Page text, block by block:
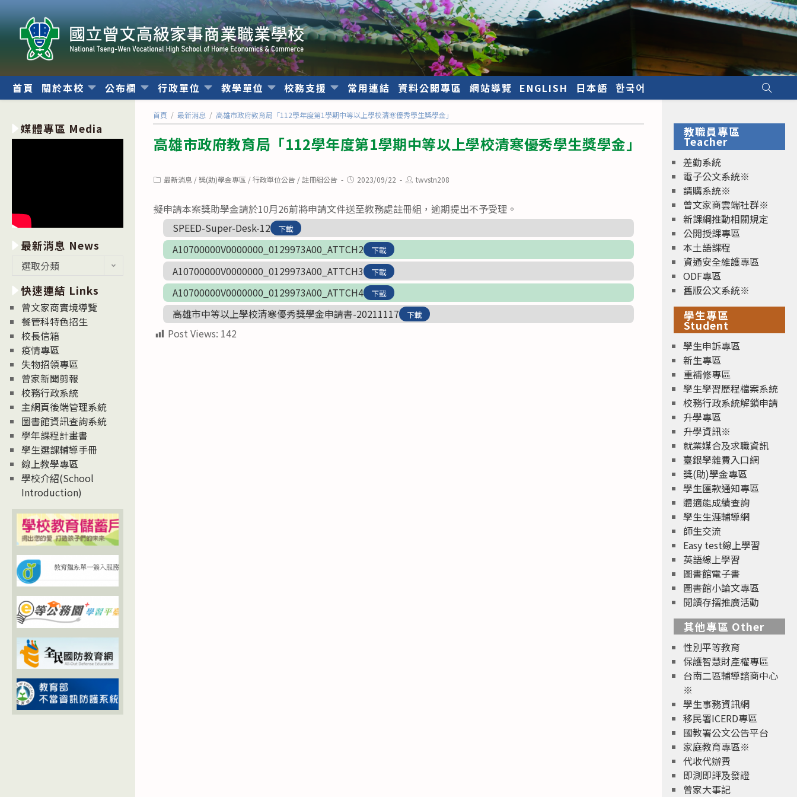
轉
內
首頁 關於本校 公布欄 行政單位 教學單位 校務支援 常用連結 資料公開專區 網站導覽 ENGLISH 日本語 한국어
首頁 / 最新消息 / 高雄市政府教育局「112學年度第1學期中等以上學校清寒優秀學生獎學金」
高雄市政府教育局「112學年度第1學期中等以上學校清寒優秀學生獎學金」
Post最新消息 / 獎(助)學金專區 / 行政單位公告 / 註冊組公告
Post2023/09/22
Posttwvstn208
擬申請本案獎助學金請於10月26前將申請文件送至教務處註冊組，逾期提出不予受理。
SPEED-Super-Desk-12
下載
A10700000V0000000_0129973A00_ATTCH2 下載
A10700000V0000000_0129973A00_ATTCH3 下載
A10700000V0000000_0129973A00_ATTCH4 下載
高雄市中等以上學校清寒優秀獎學金申請書-20211117 下載
Post Views: 142
媒體專區 Media
最新消息 News
消
息
News
選取分類
快速連結 Links
曾文家商實境導覽
餐管科特色招生
校長信箱
疫情專區
失物招領專區
曾家新聞剪報
校務行政系統
主網頁後端管理系統
圖書館資訊查詢系統
學年課程計畫書
學生選課輔導手冊
線上教學專區
學校介紹(School
Introduction)
教職員專區
Teacher
差勤系統
電子公文系統※
請購系統※
曾文家商雲端社群※
新課綱推動相關規定
公開授課專區
本土語課程
資通安全維護專區
ODF專區
舊版公文系統※
學生專區
Student
學生申訴專區
新生專區
重補修專區
學生學習歷程檔案系統
校務行政系統解鎖申請
升學專區
升學資訊※
就業媒合及求職資訊
臺銀學雜費入口網
獎(助)學金專區
學生匯款通知專區
體適能成績查詢
學生生涯輔導網
師生交流
Easy test線上學習
英語線上學習
圖書館電子書
圖書館小論文專區
閱讀存摺推廣活動
其他專區 Other
性別平等教育
保護智慧財產權專區
台南二區輔導諮商中心
※
學生事務資訊網
移民署ICERD專區
國教署公文公告平台
家庭教育專區※
代收代辦費
即測即評及發證
曾家大事記